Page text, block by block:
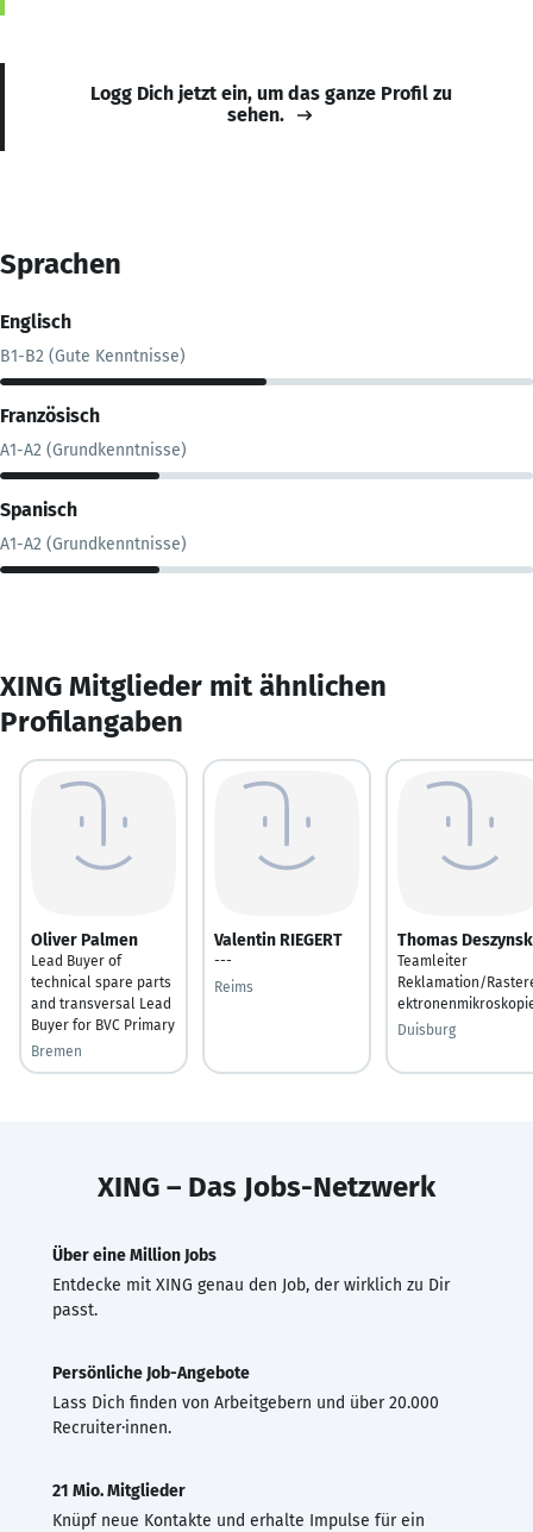
Logg Dich jetzt ein, um das ganze Profil zu
sehen.
Sprachen
Englisch
B1-B2 (Gute Kenntnisse)
Französisch
A1-A2 (Grundkenntnisse)
Spanisch
A1-A2 (Grundkenntnisse)
XING Mitglieder mit ähnlichen
Profilangaben
Oliver Palmen
Lead Buyer of
technical spare parts
and transversal Lead
Buyer for BVC Primary
Bremen
Valentin RIEGERT
---
Reims
Thomas
Teamleiter
Reklamation/
Duisburg
XING – Das Jobs-Netzwerk
Über eine Million Jobs
Entdecke mit XING genau den Job, der wirklich zu Dir
passt.
Persönliche Job-Angebote
Lass Dich finden von Arbeitgebern und über 20.000
Recruiter·innen.
21 Mio. Mitglieder
Knüpf neue Kontakte und erhalte Impulse für ein